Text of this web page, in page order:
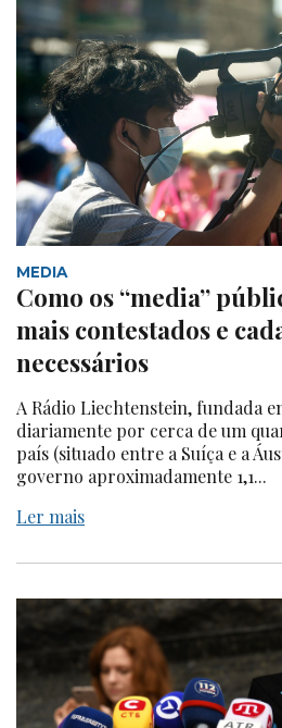
MEDIA
Como os “media”
mais contestados e
necessários
A Rádio Liechtenstein, fundada
diariamente por cerca de um
país (situado entre a Suíça e a
governo aproximadamente 1,1...
Ler mais